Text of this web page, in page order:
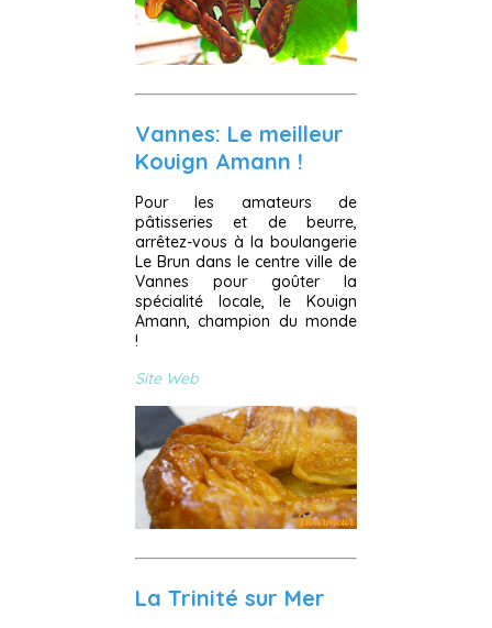
Vannes: Le meilleur
Kouign Amann !
Pour les amateurs de
pâtisseries et de beurre,
arrêtez-vous à la boulangerie
Le Brun dans le centre ville de
Vannes pour goûter la
spécialité locale, le Kouign
Amann, champion du monde
!
Site Web
La Trinité sur Mer